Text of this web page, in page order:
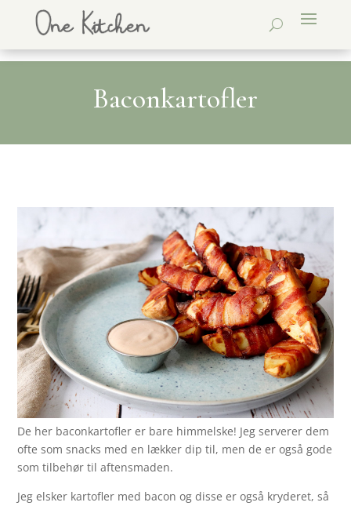
Baconkartofler
De her baconkartofler er bare himmelske! Jeg serverer dem
ofte som snacks med en lækker dip til, men de er også gode
som tilbehør til aftensmaden.
Jeg elsker kartofler med bacon og disse er også kryderet, så